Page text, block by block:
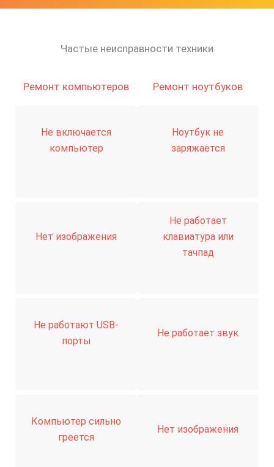
Частые неисправности техники
Ремонт компьютеров
Не включается
компьютер
Нет изображения
Не работают USB-
порты
Компьютер сильно
греется
Ремонт ноутбуков
Ноутбук не
заряжается
Не работает
клавиатура или
тачпад
Не работает звук
Нет изображения